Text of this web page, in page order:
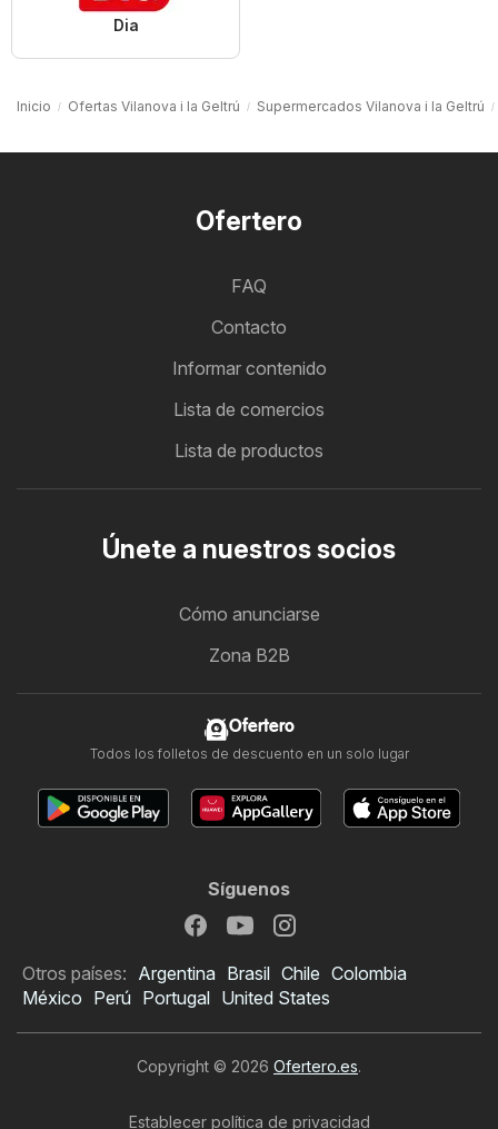
Dia
Inicio Ofertas Vilanova i la Geltrú Supermercados Vilanova i la Geltrú
Ofertero
FAQ
Contacto
Informar contenido
Lista de comercios
Lista de productos
Únete a nuestros socios
Cómo anunciarse
Zona B2B
Ofertero
Todos los folletos de descuento en un solo lugar
Síguenos
Otros países: Argentina Brasil Chile Colombia
México Perú Portugal United States
Copyright © 2026 Ofertero.es.
Establecer política de privacidad